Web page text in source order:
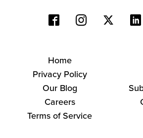
Home
Privacy Policy
Our Blog
Careers
Terms of Service